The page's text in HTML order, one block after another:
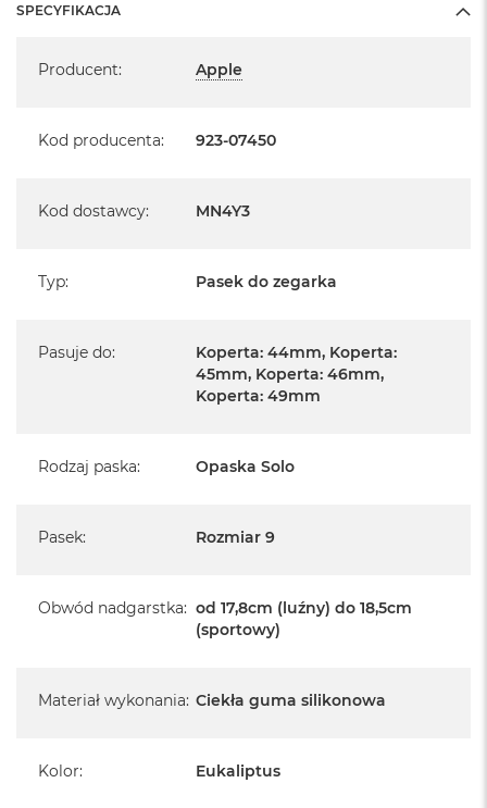
SPECYFIKACJA
Producent: Apple
Kod producenta: 923-07450
Kod dostawcy: MN4Y3
Typ: Pasek do zegarka
Pasuje do:
Koperta: 44mm, Koperta:
45mm, Koperta: 46mm,
Koperta: 49mm
Rodzaj paska: Opaska Solo
Pasek: Rozmiar 9
Obwód nadgarstka: od 17,8cm (luźny) do 18,5cm
(sportowy)
Materiał wykonania: Ciekła guma silikonowa
Kolor: Eukaliptus